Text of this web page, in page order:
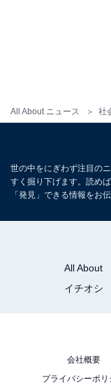
All About ニュース 社
光にうってつけ
回答者からは「雰
る（30代女性）」
化を感じられる」
＞12位までの全ラ
世の中をにぎわず注目の
すく掘り下げます。読め
「発見」できる情報をお
All About
イチオシ
会社概要
プライバシーポリ